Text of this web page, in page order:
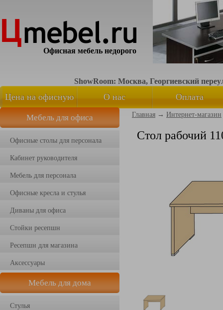
Офисная мебель недорого
ShowRoom: Москва, Георгиевский
Цена на офисную
мебель
О нас Оплата
Мебель для офиса
Офисные столы для персонала
Кабинет руководителя
Мебель для персонала
Офисные кресла и стулья
Диваны для офиса
Стойки ресепшн
Ресепшн для магазина
Аксессуары
Мебель для дома
Стулья
Главная → Интернет-магазин
Стол рабочий